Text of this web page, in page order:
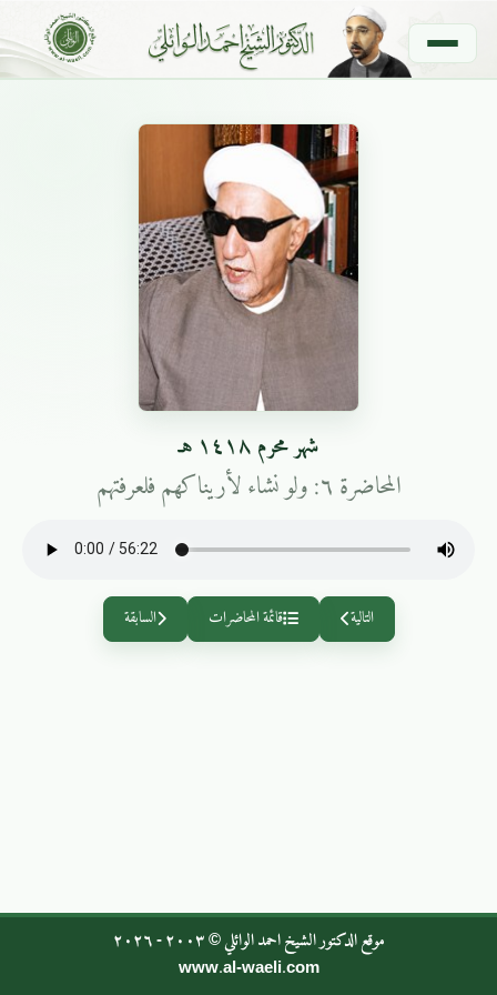
شهر محرم ١٤١٨ هـ
المحاضرة ٦: ولو نشاء لأريناكهم فلعرفتهم
التالية قائمة المحاضرات السابقة
موقع الدكتور الشيخ احمد الوائلي © ٢٠٠٣ - ٢٠٢٦
www.al-waeli.com